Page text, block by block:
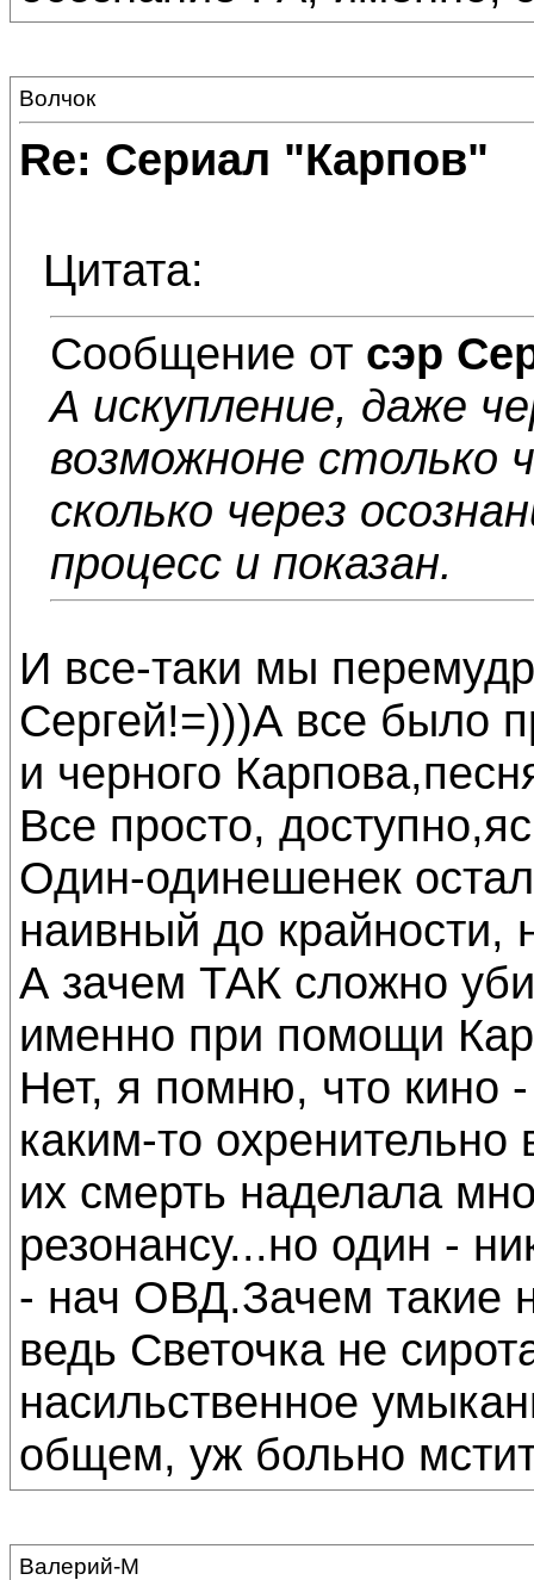
Волчок
Re: Сериал "Карпов"
Цитата:
Сообщение от сэр
А искупление, даже
возможноне столько
сколько через
процесс и показан.
И все-таки мы
Сергей!=)))А все было
и черного
Все просто,
Один-одинешенек
наивный до крайности,
А зачем ТАК сложно
именно при помощи
Нет, я помню, что кино
каким-то
их смерть наделала
резонансу...но один -
- нач ОВД.Зачем такие
ведь Светочка не
насильственное
общем, уж больно
Валерий-М